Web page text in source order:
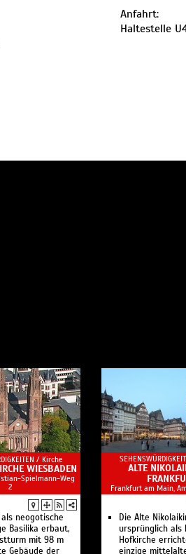
Anfahrt:
Haltestelle
/ Kirche
WIESBADEN
Spielmann-Weg
2
neogotische
Basilika erbaut,
mit 98 m
Gebäude der
ALTE
Frankfurt am Main,
Die Alte
ursprünglich als
Hofkirche
einzige